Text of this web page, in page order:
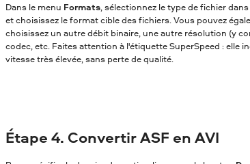
Dans le menu Formats, sélectionnez le type de fichier
et choisissez le format cible des fichiers. Vous pouvez
choisissez un autre débit binaire, une autre résolution (y
codec, etc. Faites attention à l'étiquette SuperSpeed : elle
vitesse très élevée, sans perte de qualité.
Étape 4. Convertir ASF en AVI